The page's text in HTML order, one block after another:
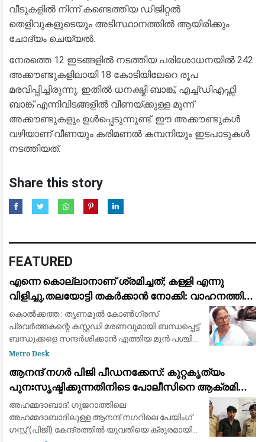
വീടുകളിൽ നിന്ന് കണ്ടെത്തിയ ഡിജിറ്റൽ
തെളിവുകളുടെയും അടിസ്ഥാനത്തിൽ ആയിരിക്കും
ചോദ്യം ചെയ്യൽ.
നേരത്തെ 12 ഇടങ്ങളിൽ നടത്തിയ പരിശോധനയിൽ 242
അക്കൗണ്ടുകളിലായി 18 കോടിയിലേറെ രൂപ
മരവിപ്പിച്ചിരുന്നു. ഇതിൽ ധനക്ഷ്മി ബാങ്ക്, എച്ച്ഡിഎഫ്സി
ബാങ്ക് എന്നിവിടങ്ങളിൽ വീണയ്ക്കുള്ള മൂന്ന്
അക്കൗണ്ടുകളും ഉൾപ്പെടുന്നുണ്ട്. ഈ അക്കൗണ്ടുകൾ
വഴിയാണ് വീണയും കരിമണൽ കമ്പനിയും ഇടപാടുകൾ
നടത്തിയത്.
Share this story
FEATURED
എന്നെ കൊല്ലാനാണ് ശ്രമിച്ചത്; കള്ളി എന്നു
വിളിച്ചു,തലയോട്ടി തകർക്കാൻ നോക്കി: വാഹനത്തിന്
നേരെ കല്ലേറുണ്ടായതിനെ രൂക്ഷമായി വിമർശിച്ച്
മമത ബാനർജി
കൊൽക്കത്ത : തൃണമൂൽ കോൺഗ്രസ്
പ്രവർത്തകന്റെ കസ്റ്റഡി മരണവുമായി ബന്ധപ്പെട്ട്
ബന്ധുക്കളെ സന്ദർശിക്കാൻ എത്തിയ മുൻ പശ്ചിമ
ബംഗാൾ മുഖ്യമന്ത്രിയും തൃണമൂൽ
ബാനർജിയുടെ വാഹനത്തിന് നേരെ ക
Metro Desk
ആനന്ദ് നഗർ പിജി പീഡനക്കേസ്: കുറ്റകൃത്യം
പുനഃസൃഷ്ടിക്കുന്നതിനിടെ പോലീസിനെ ആക്രമിച്ചു;
പ്രതിക്ക് കാലിൽ വെടിയേറ്റു
അഹമ്മദാബാദ്: ഗുജറാത്തിലെ
അഹമ്മദാബാദിലുള്ള ആനന്ദ് നഗറിലെ പേയിംഗ്
ഗസ്റ്റ് (പിജി) കേന്ദ്രത്തിൽ യുവതിയെ ക്രൂരമായി